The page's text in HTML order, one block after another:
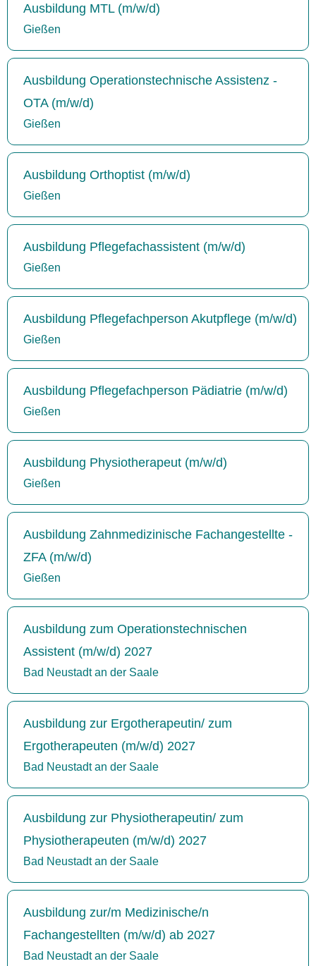
Ausbildung MTL (m/w/d)
Gießen
Ausbildung Operationstechnische Assistenz -
OTA (m/w/d)
Gießen
Ausbildung Orthoptist (m/w/d)
Gießen
Ausbildung Pflegefachassistent (m/w/d)
Gießen
Ausbildung Pflegefachperson Akutpflege (m/w/d)
Gießen
Ausbildung Pflegefachperson Pädiatrie (m/w/d)
Gießen
Ausbildung Physiotherapeut (m/w/d)
Gießen
Ausbildung Zahnmedizinische Fachangestellte -
ZFA (m/w/d)
Gießen
Ausbildung zum Operationstechnischen
Assistent (m/w/d) 2027
Bad Neustadt an der Saale
Ausbildung zur Ergotherapeutin/ zum
Ergotherapeuten (m/w/d) 2027
Bad Neustadt an der Saale
Ausbildung zur Physiotherapeutin/ zum
Physiotherapeuten (m/w/d) 2027
Bad Neustadt an der Saale
Ausbildung zur/m Medizinische/n
Fachangestellten (m/w/d) ab 2027
Bad Neustadt an der Saale